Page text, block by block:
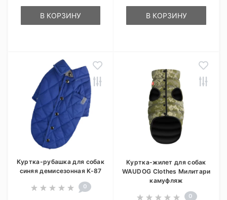
В КОРЗИНУ В КОРЗИНУ
Куртка-рубашка для собак
синяя демисезонная K-87
0
Куртка-жилет для собак
WAUDOG Clothes Милитари
камуфляж
0